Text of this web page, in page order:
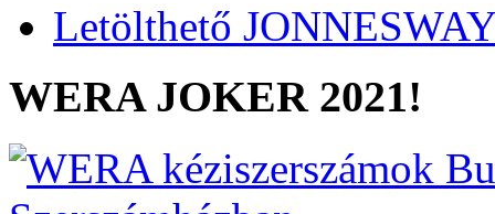
Letölthető
WERA JOKER 2021!